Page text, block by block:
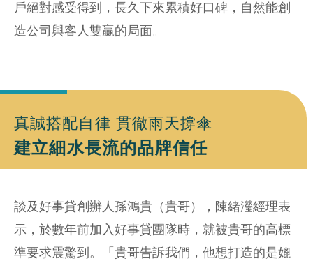
戶絕對感受得到，長久下來累積好口碑，自然能創
造公司與客人雙贏的局面。
真誠搭配自律 貫徹雨天撐傘
建立細水長流的品牌信任
談及好事貸創辦人孫鴻貴（貴哥），陳緒瀅經理表
示，於數年前加入好事貸團隊時，就被貴哥的高標
準要求震驚到。「貴哥告訴我們，他想打造的是媲